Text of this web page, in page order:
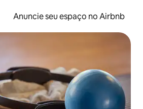
Anuncie seu espaço no Airbnb